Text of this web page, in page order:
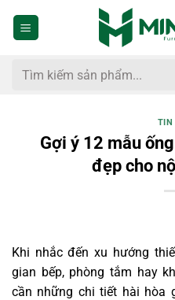
dung
Tìm
TIN
Gợi ý 12 mẫu
đẹp cho
Khi nhắc đến xu hướng
gian bếp, phòng tắm hay
cần những chi tiết hài hòa